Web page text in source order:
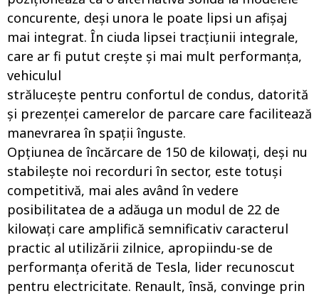
concurente, deși unora le poate lipsi un afișaj
mai integrat. În ciuda lipsei tracțiunii integrale,
care ar fi putut crește și mai mult performanța,
vehiculul
strălucește pentru confortul de condus, datorită
și prezenței camerelor de parcare care facilitează
manevrarea în spații înguste.
Opțiunea de încărcare de 150 de kilowați, deși nu
stabilește noi recorduri în sector, este totuși
competitivă, mai ales având în vedere
posibilitatea de a adăuga un modul de 22 de
kilowați care amplifică semnificativ caracterul
practic al utilizării zilnice, apropiindu-se de
performanța oferită de Tesla, lider recunoscut
pentru electricitate. Renault, însă, convinge prin